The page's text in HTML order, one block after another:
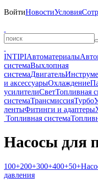
ВойтиНовостиУсловия
INTIPIАвтоматериалы
системаВыхлопная
системаДвигатель
и аксессуарыОхлаждение
усилителиСветТопливная
системаТрансмиссияТурбо
лентыФитинги и адаптеры
Топливная система
Насосы для
100+200+300+400+50+
давления